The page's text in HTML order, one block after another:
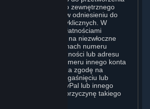
dowolnego innego zewnętrznego
płatności, w odniesieniu do
kwot płatności cyklicznych. W
Subskrypcji z Płatnościami
wyraża zgodę na niezwłoczne
o wszelkich zmianach numeru
daty jej ważności lub adresu
konta PayPal bądź numeru innego konta
ponadto wyraża zgodę na
Valve o wygaśnięciu lub
kredytowej, konta PayPal lub innego
bez względu na przyczynę takiego